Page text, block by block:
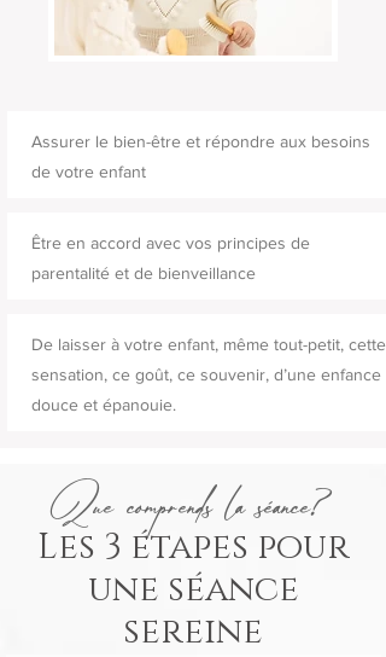
Assurer le bien-être et répondre aux besoins
de votre enfant
Être en accord avec vos principes de
parentalité et de bienveillance
De laisser à votre enfant, même tout-petit, cette
sensation, ce goût, ce souvenir, d’une enfance
douce et épanouie.
Que comprends la séance?
Les 3 étapes pour
une séance
sereine